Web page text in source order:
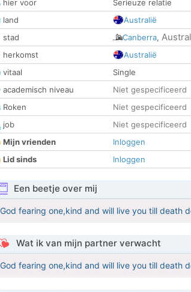
hier voor
Serieuze relatie
land
Australië
stad
Canberra,
herkomst
Australië
vitaal
Single
academisch niveau
Niet gespecificeerd
Roken
Niet gespecificeerd
job
Niet gespecificeerd
Mijn vrienden
Inloggen
Lid sinds
Inloggen
Een beetje over mij
God fearing one,kind and will live you till death
Wat ik van mijn partner verwacht
God fearing one,kind and will live you till death